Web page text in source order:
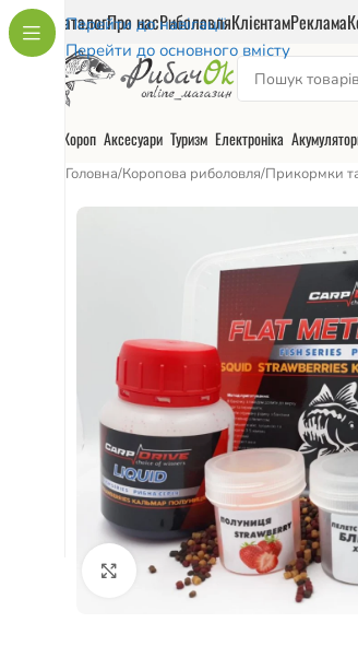
Перейти до навігації
Перейти до основного вмісту
КаталогПро насРиболовляКлієнтамРеклама
Короп Аксесуари Туризм Електроніка
Головна/Коропова риболовля/Прикормки
Натисніть, щоб збільшити